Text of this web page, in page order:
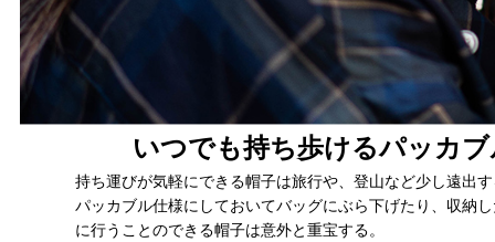
いつでも持ち歩けるパッカ
持ち運びが気軽にできる帽子は旅行や、登山など少し遠出
パッカブル仕様にしておいてバッグにぶら下げたり、収納
に行うことのできる帽子は意外と重宝する。